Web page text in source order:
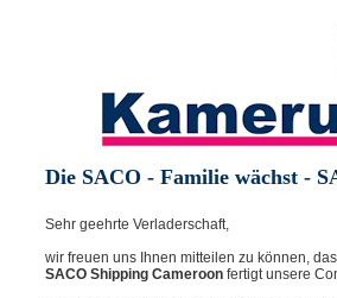
Die SACO - Familie wächst -
Sehr geehrte Verladerschaft,
wir freuen uns Ihnen mitteilen zu können,
SACO Shipping Cameroon fertigt unsere